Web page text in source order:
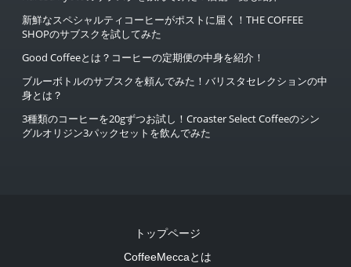
新鮮なスペシャルティコーヒーがポストに届く！THE COFFEE
SHOPのサブスクを試してみた
Good Coffeeとは？コーヒーの定期便の中身を紹介！
ブルーボトルのサブスクを頼んでみた！バリスタセレクションの中
身とは？
3種類のコーヒーを20gずつお試し！Croaster Select Coffeeのシン
グルオリジン3パックセットを飲んでみた
トップページ
CoffeeMeccaとは